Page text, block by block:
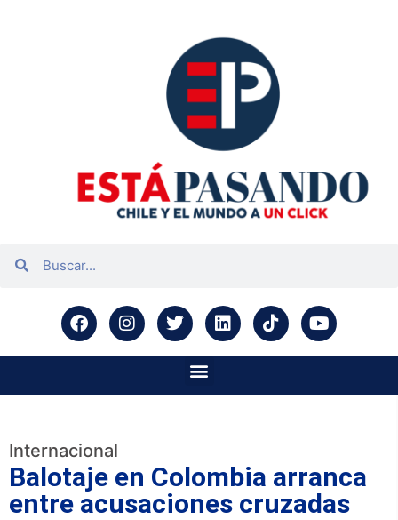
Internacional
Balotaje en Colombia arranca
entre acusaciones cruzadas